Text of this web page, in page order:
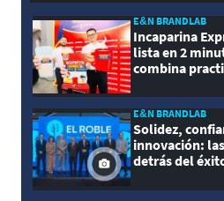
E&N BRANDLAB
Incaparina
lista en 2
combina
E&N BRANDLAB
Solidez,
innovación:
detrás del